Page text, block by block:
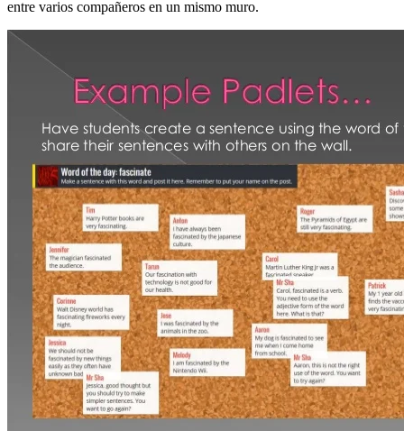
entre varios compañeros en un mismo muro.